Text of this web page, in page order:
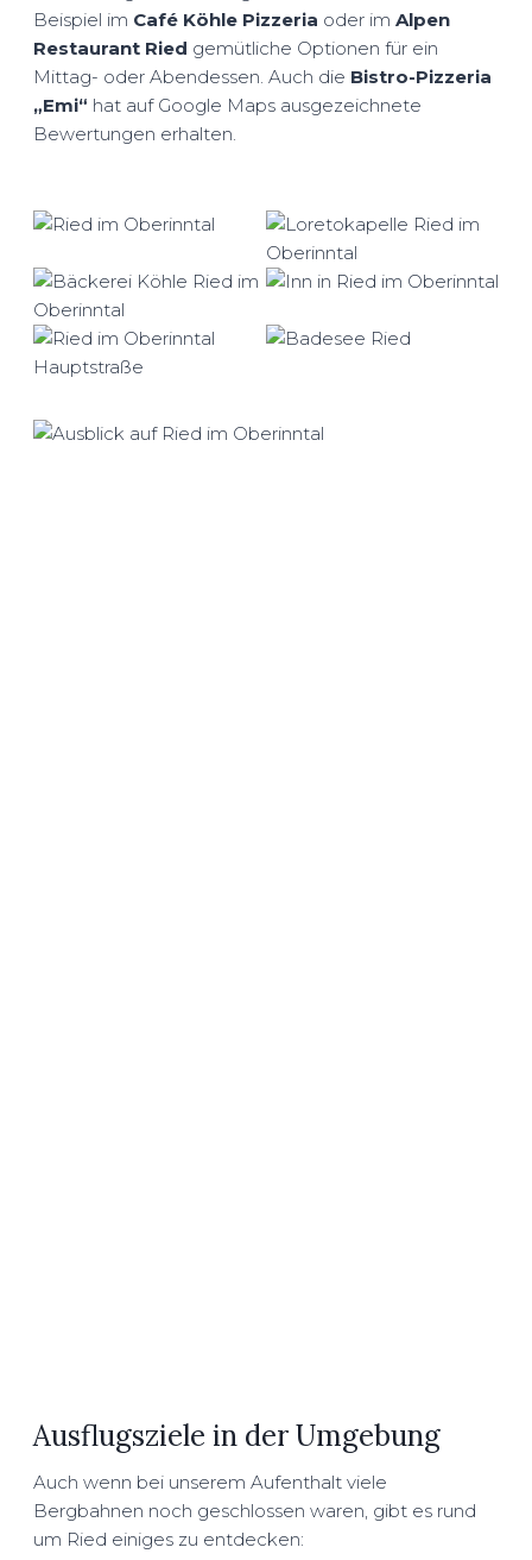
Beispiel im Café Köhle Pizzeria oder im Alpen
Restaurant Ried gemütliche Optionen für ein
Mittag- oder Abendessen. Auch die Bistro-Pizzeria
„Emi“ hat auf Google Maps ausgezeichnete
Bewertungen erhalten.
Ausflugsziele in der Umgebung
Auch wenn bei unserem Aufenthalt viele
Bergbahnen noch geschlossen waren, gibt es rund
um Ried einiges zu entdecken: